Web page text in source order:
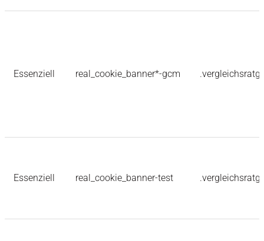
Essenziell real_cookie_banner*-gcm
Essenziell real_cookie_banner-test